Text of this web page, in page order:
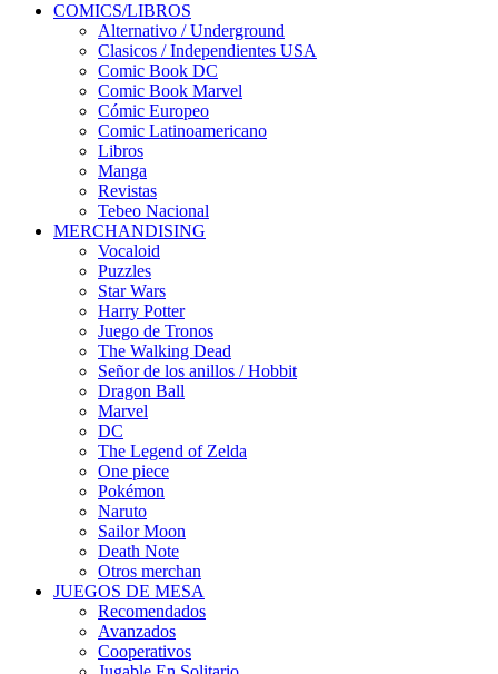
COMICS/LIBROS
Alternativo / Underground
Clasicos / Independientes USA
Comic Book DC
Comic Book Marvel
Cómic Europeo
Comic Latinoamericano
Libros
Manga
Revistas
Tebeo Nacional
MERCHANDISING
Vocaloid
Puzzles
Star Wars
Harry Potter
Juego de Tronos
The Walking Dead
Señor de los anillos / Hobbit
Dragon Ball
Marvel
DC
The Legend of Zelda
One piece
Pokémon
Naruto
Sailor Moon
Death Note
Otros merchan
JUEGOS DE MESA
Recomendados
Avanzados
Cooperativos